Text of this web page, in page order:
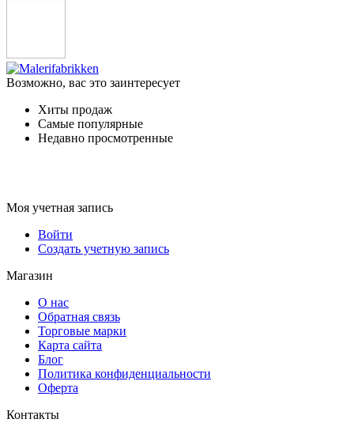
Возможно, вас это заинтересует
Хиты продаж
Самые популярные
Недавно просмотренные
Моя учетная запись
Войти
Создать учетную запись
Магазин
О нас
Обратная связь
Торговые марки
Карта сайта
Блог
Политика конфиденциальности
Оферта
Контакты